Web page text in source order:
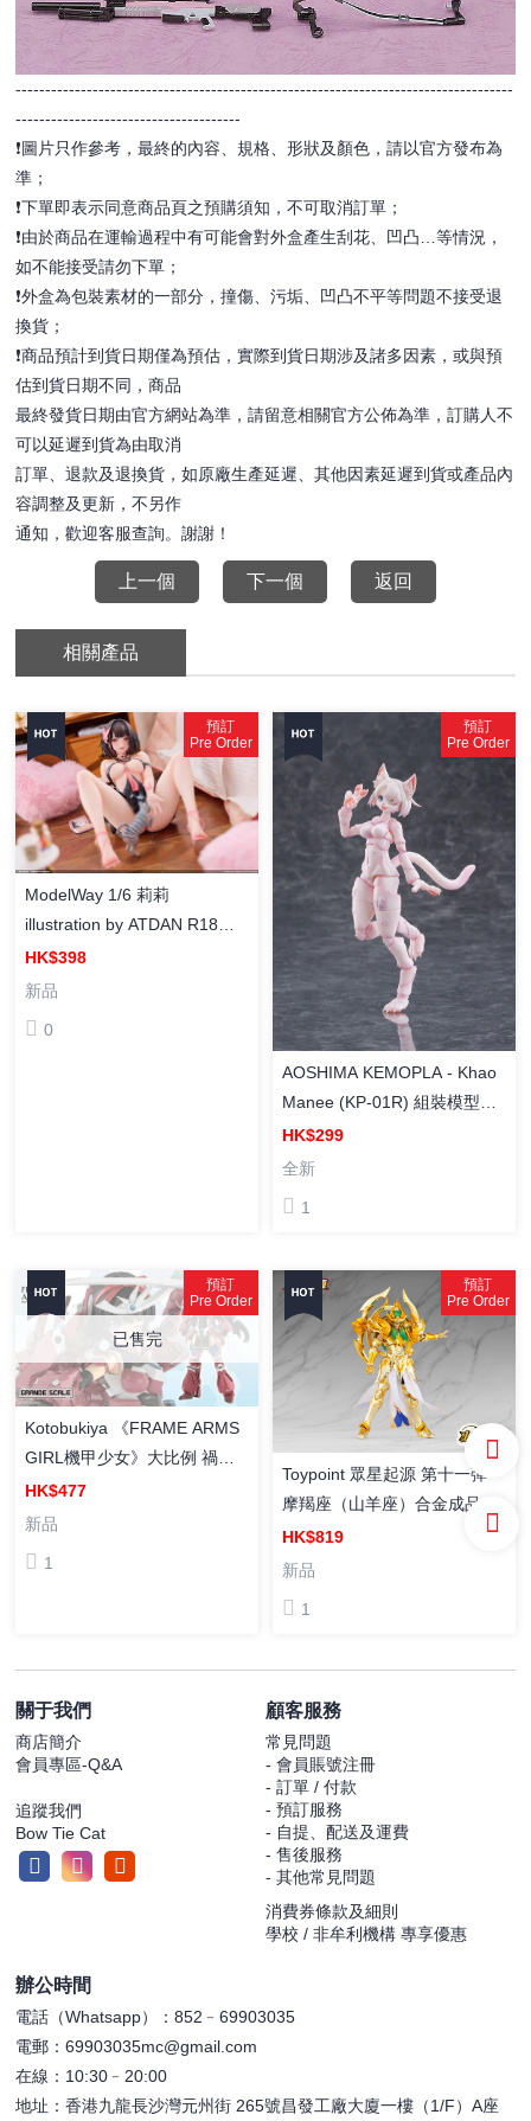
------------------------------------------------------------------------------------
--------------------------------------
❗️圖片只作參考，最終的內容、規格、形狀及顏色，請以官方發布為
準；
❗️下單即表示同意商品頁之預購須知，不可取消訂單；
❗️由於商品在運輸過程中有可能會對外盒產生刮花、凹凸…等情況，
如不能接受請勿下單；
❗️外盒為包裝素材的一部分，撞傷、污垢、凹凸不平等問題不接受退
換貨；
❗️商品預計到貨日期僅為預估，實際到貨日期涉及諸多因素，或與預
估到貨日期不同，商品
最終發貨日期由官方網站為準，請留意相關官方公佈為準，訂購人不
可以延遲到貨為由取消
訂單、退款及退換貨，如原廠生產延遲、其他因素延遲到貨或產品內
容調整及更新，不另作
通知，歡迎客服查詢。謝謝！
上一個 下一個 返回
相關產品
預訂
Pre Order
ModelWay 1/6 莉莉
illustration by ATDAN R18
PVC
HK$398
新品
0
預訂
Pre Order
AOSHIMA KEMOPLA - Khao
Manee (KP-01R) 組裝模型
（再販）
HK$299
全新
1
預訂
Pre Order
已售完
Kotobukiya 《FRAME ARMS
GIRL機甲少女》大比例 禍月
組裝模型
HK$477
新品
1
預訂
Pre Order
Toypoint 眾星起源 第十一彈
摩羯座（山羊座）合金成品 可
動人偶
HK$819
新品
1
關于我們
商店簡介
會員專區-Q&A
追蹤我們
Bow Tie Cat
顧客服務
常見問題
- 會員賬號注冊
- 訂單 / 付款
- 預訂服務
- 自提、配送及運費
- 售後服務
- 其他常見問題
消費券條款及細則
學校 / 非牟利機構 專享優惠
辦公時間
電話（Whatsapp）：852﹣69903035
電郵：69903035mc@gmail.com
在線：10:30﹣20:00
地址：香港九龍長沙灣元州街 265號昌發工廠大廈一樓（1/F）A座